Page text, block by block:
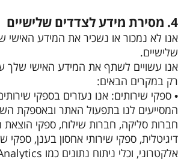
4. מסירת מידע לצדדים שלישיים
אנו לא נמכור או נשכיר את המידע האישי
שלישיים.
אנו עשויים לשתף את המידע האישי שלך
רק במקרים הבאים:
• ספקי שירותים: אנו נעזרים בספקי
המסייעים לנו בתפעול האתר ובאספקת
חברות סליקה, חברות שילוח, ספקי הוצאת
דיגיטלית, ספקי שירותי אחסון בענן, ספקי